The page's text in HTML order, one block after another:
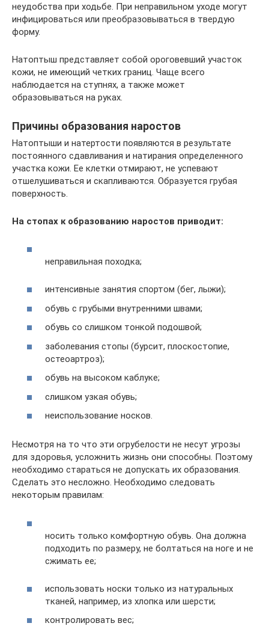
неудобства при ходьбе. При неправильном уходе могут
инфицироваться или преобразовываться в твердую
форму.
Натоптыш представляет собой ороговевший участок
кожи, не имеющий четких границ. Чаще всего
наблюдается на ступнях, а также может
образовываться на руках.
Причины образования наростов
Натоптыши и натертости появляются в результате
постоянного сдавливания и натирания определенного
участка кожи. Ее клетки отмирают, не успевают
отшелушиваться и скапливаются. Образуется грубая
поверхность.
На стопах к образованию наростов приводит:
неправильная походка;
интенсивные занятия спортом (бег, лыжи);
обувь с грубыми внутренними швами;
обувь со слишком тонкой подошвой;
заболевания стопы (бурсит, плоскостопие,
остеоартроз);
обувь на высоком каблуке;
слишком узкая обувь;
неиспользование носков.
Несмотря на то что эти огрубелости не несут угрозы
для здоровья, усложнить жизнь они способны. Поэтому
необходимо стараться не допускать их образования.
Сделать это несложно. Необходимо следовать
некоторым правилам:
носить только комфортную обувь. Она должна
подходить по размеру, не болтаться на ноге и не
сжимать ее;
использовать носки только из натуральных
тканей, например, из хлопка или шерсти;
контролировать вес;